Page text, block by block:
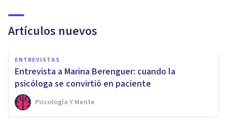
Artículos nuevos
ENTREVISTAS
Entrevista a Marina Berenguer: cuando la
psicóloga se convirtió en paciente
Psicología Y Mente